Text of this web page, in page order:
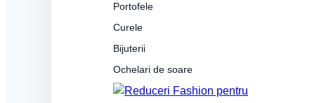
Portofele
Curele
Bijuterii
Ochelari de soare